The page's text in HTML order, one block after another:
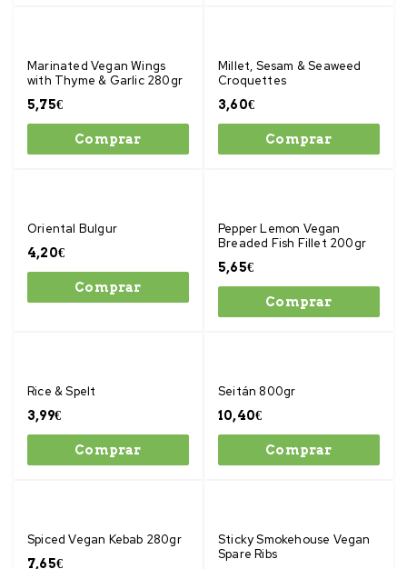
Marinated Vegan Wings
with Thyme & Garlic 280gr
5,75€
Comprar
Millet, Sesam & Seaweed
Croquettes
3,60€
Comprar
Oriental Bulgur
4,20€
Comprar
Pepper Lemon Vegan
Breaded Fish Fillet 200gr
5,65€
Comprar
Rice & Spelt
3,99€
Comprar
Seitán 800gr
10,40€
Comprar
Spiced Vegan Kebab 280gr
7,65€
Sticky Smokehouse Vegan
Spare Ribs